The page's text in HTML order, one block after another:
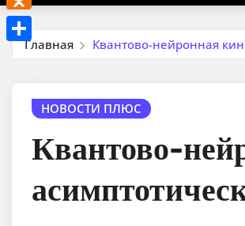
Главная Квантово-нейронная
НОВОСТИ ПЛЮС
Квантово-
Odnoklassniki
Отправить